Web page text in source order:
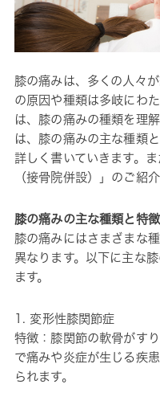
膝の痛みは、多くの人々
の原因や種類は多岐にわ
は、膝の痛みの種類を理
は、膝の痛みの主な種類
詳しく書いていきます。
（接骨院併設）」のご紹
膝の痛みの主な種類と特徴
膝の痛みにはさまざまな
異なります。以下に主な
ます。
1. 変形性膝関節症
特徴：膝関節の軟骨がす
で痛みや炎症が生じる疾
られます。